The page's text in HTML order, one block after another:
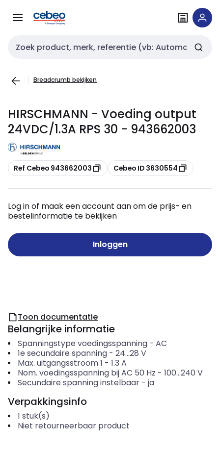
naar
naar
Zoekveld invoer
Breadcrumb bekijken
HIRSCHMANN - Voeding output
24VDC/1.3A RPS 30 - 943662003
Kopiëren
Ref Cebeo 943662003 Kopiëren
Cebeo ID 3630554
Log in of maak een account aan om de prijs- en
bestelinformatie te bekijken
Inloggen
Toon documentatie
Belangrijke informatie
Spanningstype voedingsspanning- AC
1e secundaire spanning- 24...28 V
Max. uitgangsstroom 1 - 1.3 A
Nom. voedingsspanning bij AC 50 Hz - 100...240 V
Secundaire spanning instelbaar- ja
Verpakkingsinfo
1 stuk(s)
Niet retourneerbaar product